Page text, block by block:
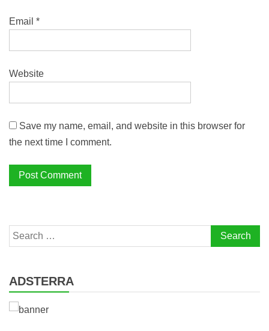
Email *
Website
Save my name, email, and website in this browser for
the next time I comment.
Search
for:
ADSTERRA